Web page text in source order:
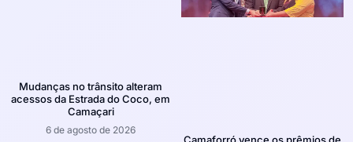
Mudanças no trânsito alteram
acessos da Estrada do Coco, em
Camaçari
6 de agosto de 2026